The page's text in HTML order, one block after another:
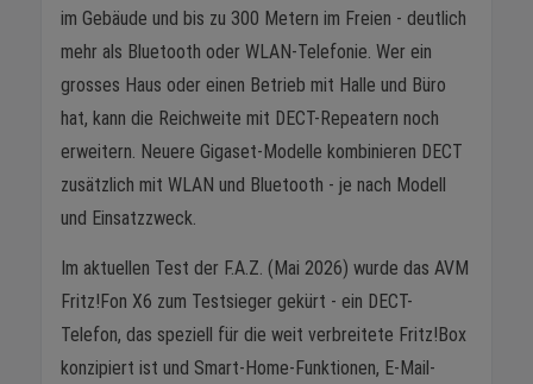
im Gebäude und bis zu 300 Metern im Freien - deutlich
mehr als Bluetooth oder WLAN-Telefonie. Wer ein
grosses Haus oder einen Betrieb mit Halle und Büro
hat, kann die Reichweite mit DECT-Repeatern noch
erweitern. Neuere Gigaset-Modelle kombinieren DECT
zusätzlich mit WLAN und Bluetooth - je nach Modell
und Einsatzzweck.
Im aktuellen Test der F.A.Z. (Mai 2026) wurde das AVM
Fritz!Fon X6 zum Testsieger gekürt - ein DECT-
Telefon, das speziell für die weit verbreitete Fritz!Box
konzipiert ist und Smart-Home-Funktionen, E-Mail-